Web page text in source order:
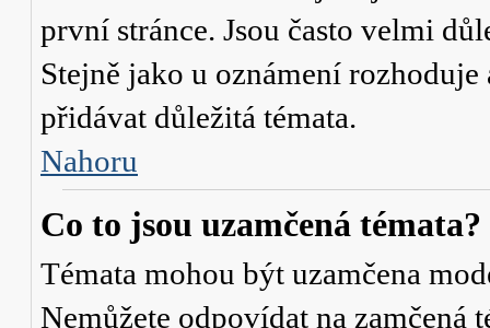
první stránce. Jsou často velmi
Stejně jako u oznámení
přidávat důležitá témata.
Nahoru
Co to jsou uzamčená témata?
Témata mohou být uzamčena
Nemůžete odpovídat na zamčená